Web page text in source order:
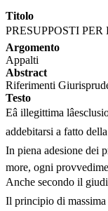
Titolo
PRESUPPOSTI PER
Argomento
Appalti
Abstract
Riferimenti
Testo
Eâ illegittima
addebitarsi a fatto
In piena adesione dei
more, ogni
Anche secondo il
Il principio di massima